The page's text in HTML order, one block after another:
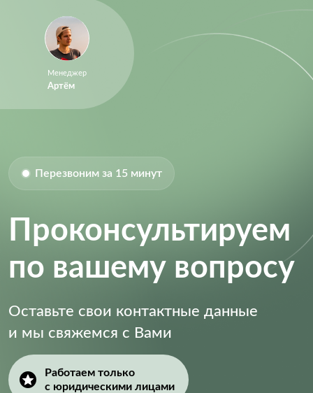
Менеджер
Артём
Перезвоним за 15 минут
Проконсультируем
по вашему вопросу
Оставьте свои контактные данные
и мы свяжемся с Вами
Работаем только
с юридическими лицами